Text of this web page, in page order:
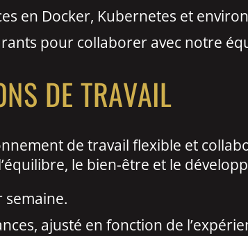
en Docker, Kubernetes et
pour collaborer avec notre
DE TRAVAIL
de travail flexible et
le bien-être et le
semaine.
ajusté en fonction de